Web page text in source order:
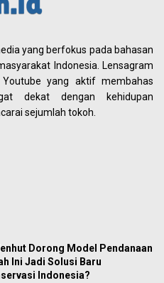
yang berfokus pada bahasan
Indonesia. Lensagram
yang aktif membahas
dekat dengan kehidupan
sejumlah tokoh.
Dorong Model Pendanaan
Ini Jadi Solusi Baru
Indonesia?